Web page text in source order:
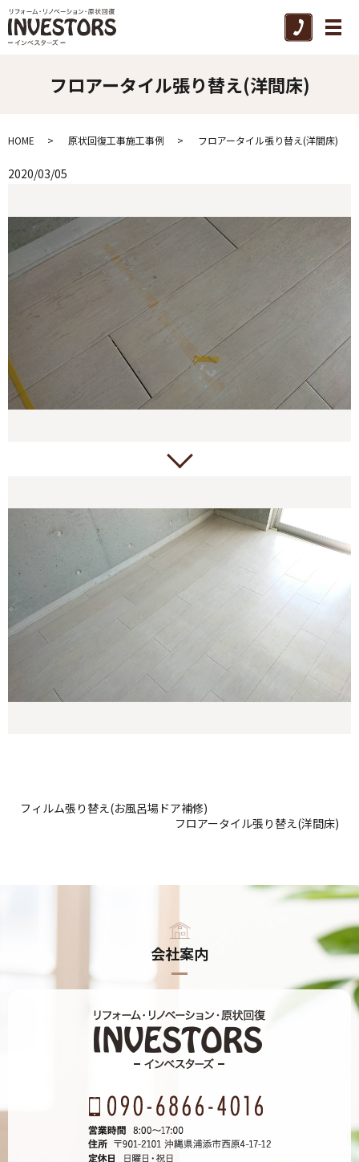
メ
フロアータイル張り替え(洋間床)
HOME 原状回復工事施工事例 フロアータイル張り替え(洋間床)
2020/03/05
フィルム張り替え(お風呂場ドア補修)
フロアータイル張り替え(洋間床)
会社案内